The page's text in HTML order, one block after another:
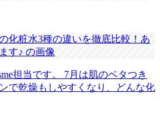
担当です。 7月は肌のベタつき
で乾燥もしやすくなり、どんな化